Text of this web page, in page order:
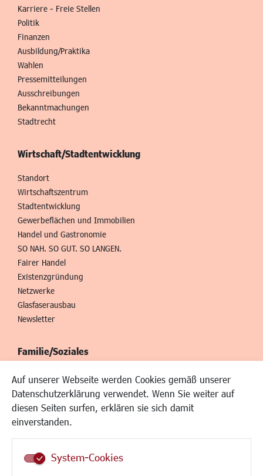
Auf unserer Webseite werden Cookies gemäß unserer
Datenschutzerklärung verwendet. Wenn Sie weiter auf
diesen Seiten surfen, erklären sie sich damit
einverstanden.
System-Cookies
Karriere - Freie Stellen
Politik
Finanzen
Ausbildung/Praktika
Wahlen
Pressemitteilungen
Ausschreibungen
Bekanntmachungen
Stadtrecht
Wirtschaft/Stadtentwicklung
Standort
Wirtschaftszentrum
Stadtentwicklung
Gewerbeflächen und Immobilien
Handel und Gastronomie
SO NAH. SO GUT. SO LANGEN.
Fairer Handel
Existenzgründung
Netzwerke
Glasfaserausbau
Newsletter
Familie/Soziales
Kinderbetreuung
Kinder und Jugend
Institutionen für Familien
Frauen
Schule